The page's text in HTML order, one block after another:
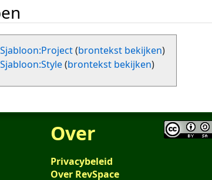
Sjabloon:Project(brontekst bekijken)
Sjabloon:Style(brontekst bekijken)
Over
Privacybeleid
Over RevSpace